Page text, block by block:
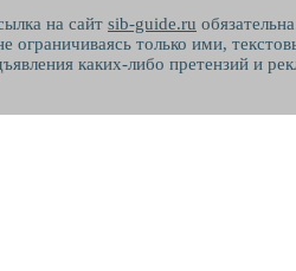
на сайт sib-guide.ru
только ими,
каких-либо претензий и